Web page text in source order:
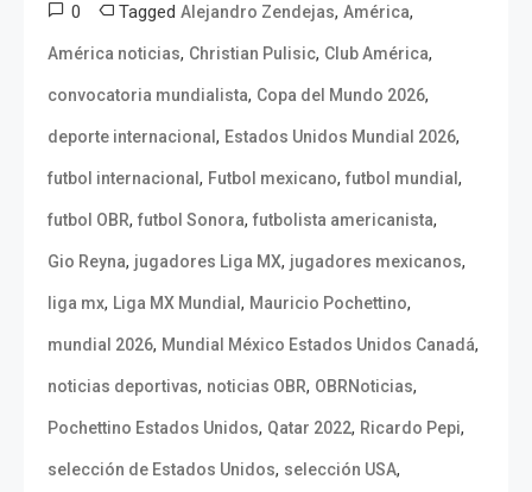
0 Tagged Alejandro Zendejas, América,
América noticias, Christian Pulisic, Club América,
convocatoria mundialista, Copa del Mundo 2026,
deporte internacional , Estados Unidos Mundial 2026,
futbol internacional , Futbol mexicano, futbol mundial ,
futbol OBR, futbol Sonora, futbolista americanista,
Gio Reyna, jugadores Liga MX, jugadores mexicanos,
liga mx, Liga MX Mundial , Mauricio Pochettino,
mundial 2026, Mundial México Estados Unidos Canadá,
noticias deportivas, noticias OBR, OBRNoticias,
Pochettino Estados Unidos, Qatar 2022, Ricardo Pepi,
selección de Estados Unidos, selección USA,